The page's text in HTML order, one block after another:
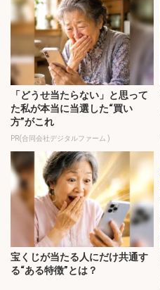
「どうせ当たらない」と思って
た私が本当に当選した“買い
方”がこれ
PR(合同会社デジタルファーム )
宝くじが当たる人にだけ共通す
る“ある特徴”とは？